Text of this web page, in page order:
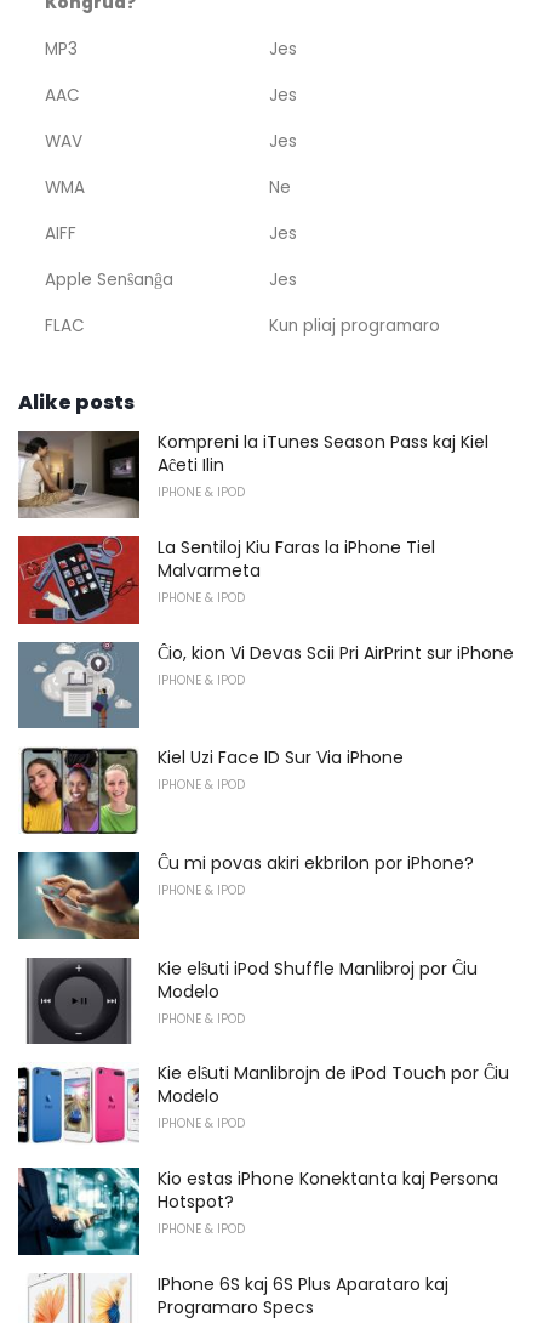
MP3
Jes
AAC
Jes
WAV
Jes
WMA
Ne
AIFF
Jes
Apple Senŝanĝa
Jes
FLAC
Kun pliaj programaro
Alike posts
Kompreni la iTunes Season Pass kaj Kiel
Aĉeti Ilin
IPHONE & IPOD
La Sentiloj Kiu Faras la iPhone Tiel
Malvarmeta
IPHONE & IPOD
Ĉio, kion Vi Devas Scii Pri AirPrint sur iPhone
IPHONE & IPOD
Kiel Uzi Face ID Sur Via iPhone
IPHONE & IPOD
Ĉu mi povas akiri ekbrilon por iPhone?
IPHONE & IPOD
Kie elŝuti iPod Shuffle Manlibroj por Ĉiu
Modelo
IPHONE & IPOD
Kie elŝuti Manlibrojn de iPod Touch por Ĉiu
Modelo
IPHONE & IPOD
Kio estas iPhone Konektanta kaj Persona
Hotspot?
IPHONE & IPOD
IPhone 6S kaj 6S Plus Aparataro kaj
Programaro Specs